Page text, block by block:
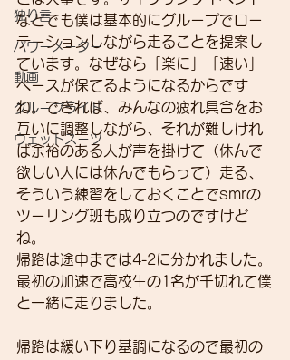
独り言
パワーメーター
動画
グループライド
ウェットスーツ
などでも僕は基本的にグループでロー
テーションしながら走ることを提案し
ています。なぜなら「楽に」「速い」
ペースが保てるようになるからです
ね。できれば、みんなの疲れ具合をお
互いに調整しながら、それが難しけれ
ば余裕のある人が声を掛けて（休んで
欲しい人には休んでもらって）走る、
そういう練習をしておくことでsmrの
ツーリング班も成り立つのですけど
ね。
帰路は途中までは4-2に分かれました。
最初の加速で高校生の1名が千切れて僕
と一緒に走りました。
帰路は緩い下り基調になるので最初の